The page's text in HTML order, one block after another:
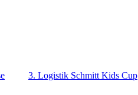
3. Logistik Schmitt Kids Cup